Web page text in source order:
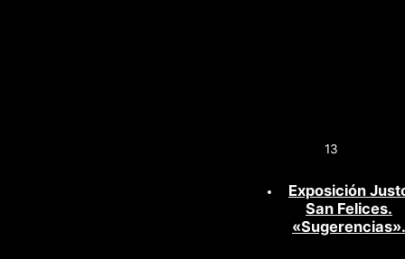
13
Exposición
San Felices.
«Sugerencias».